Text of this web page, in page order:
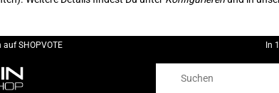
SHOPVOTE In